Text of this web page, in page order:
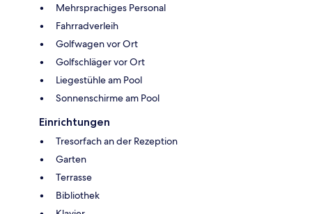
Mehrsprachiges Personal
Fahrradverleih
Golfwagen vor Ort
Golfschläger vor Ort
Liegestühle am Pool
Sonnenschirme am Pool
Einrichtungen
Tresorfach an der Rezeption
Garten
Terrasse
Bibliothek